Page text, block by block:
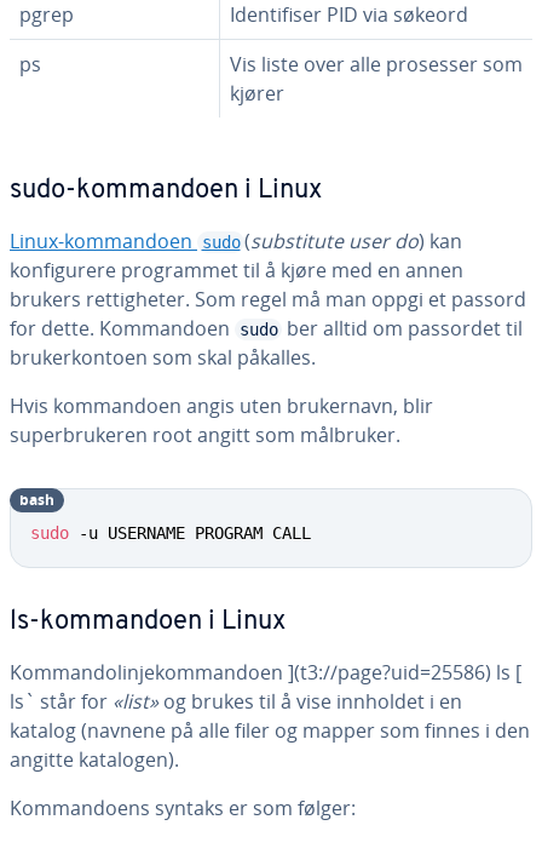
pgrep
Identifiser PID via søkeord
ps
Vis liste over alle prosesser som
kjører
sudo-kommandoen i Linux
Linux-kommandoen sudo (substitute user do) kan
konfigurere programmet til å kjøre med en annen
brukers rettigheter. Som regel må man oppgi et passord
for dette. Kommandoen
sudo ber alltid om passordet til
brukerkontoen som skal påkalles.
Hvis kommandoen angis uten brukernavn, blir
superbrukeren root angitt som målbruker.
sudo -u USERNAME PROGRAM CALL
bash
ls-kommandoen i Linux
Kommandolinjekommandoen ](t3://page?uid=25586) ls [
ls` står for «list»og brukes til å vise innholdet i en
katalog (navnene på alle filer og mapper som finnes i den
angitte katalogen).
Kommandoens syntaks er som følger: